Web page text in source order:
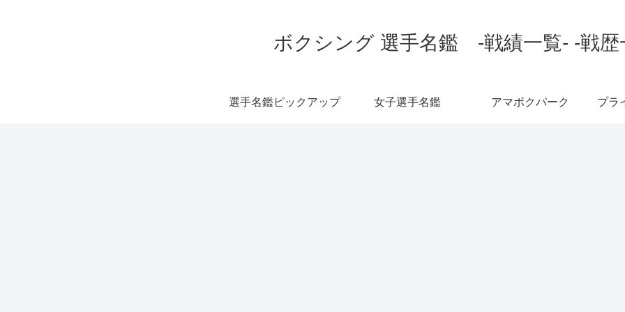
ボクシング 選手名鑑 -戦績一覧- -戦歴
選手名鑑ピックアップ 女子選手名鑑 アマボクパーク プラ